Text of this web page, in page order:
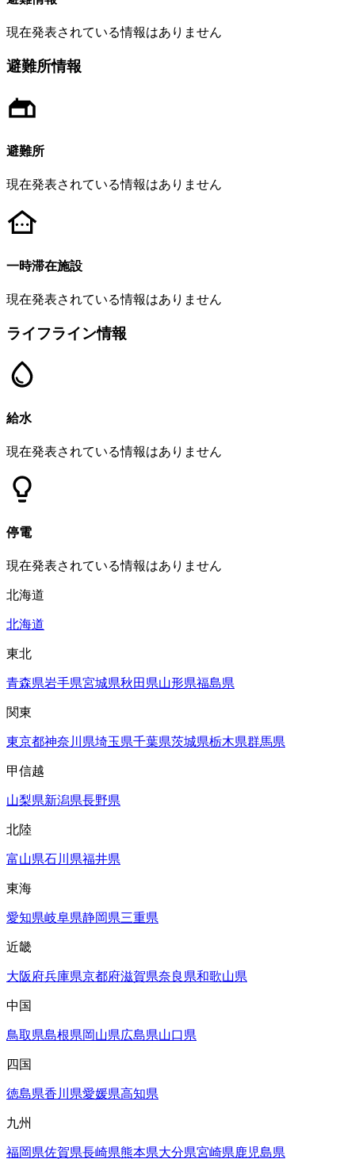
現在発表されている情報はありません
避難所情報
避難所
現在発表されている情報はありません
一時滞在施設
現在発表されている情報はありません
ライフライン情報
給水
現在発表されている情報はありません
停電
現在発表されている情報はありません
北海道
北海道
東北
青森県岩手県宮城県秋田県山形県福島県
関東
東京都神奈川県埼玉県千葉県茨城県栃木県群馬県
甲信越
山梨県新潟県長野県
北陸
富山県石川県福井県
東海
愛知県岐阜県静岡県三重県
近畿
大阪府兵庫県京都府滋賀県奈良県和歌山県
中国
鳥取県島根県岡山県広島県山口県
四国
徳島県香川県愛媛県高知県
九州
福岡県佐賀県長崎県熊本県大分県宮崎県鹿児島県